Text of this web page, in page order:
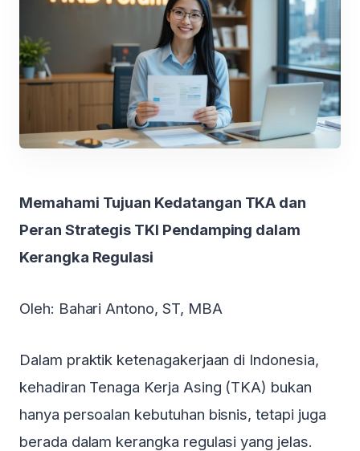
Memahami Tujuan Kedatangan TKA dan
Peran Strategis TKI Pendamping dalam
Kerangka Regulasi
Oleh: Bahari Antono, ST, MBA
Dalam praktik ketenagakerjaan di Indonesia,
kehadiran Tenaga Kerja Asing (TKA) bukan
hanya persoalan kebutuhan bisnis, tetapi juga
berada dalam kerangka regulasi yang jelas.